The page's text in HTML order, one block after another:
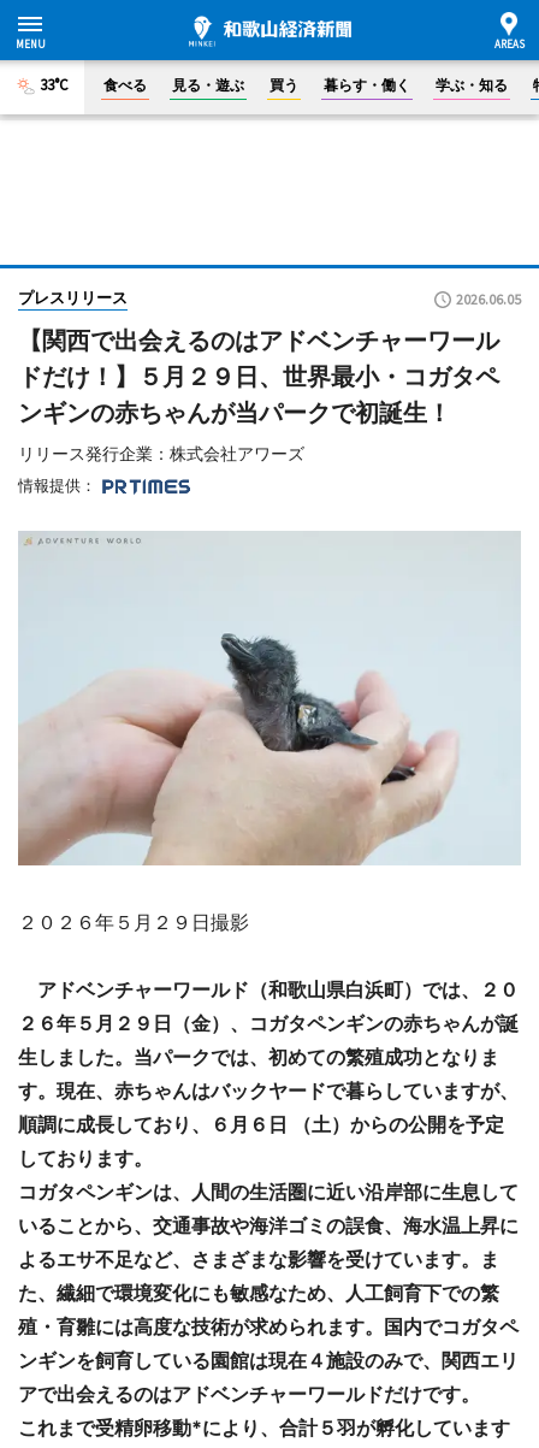
33°C 食べる 見る・遊ぶ 買う 暮らす・働く 学ぶ・知る
プレスリリース 2026.06.05
【関西で出会えるのはアドベンチャーワール
ドだけ！】５月２９日、世界最小・コガタペ
ンギンの赤ちゃんが当パークで初誕生！
リリース発行企業：株式会社アワーズ
情報提供：
２０２６年５月２９日撮影
アドベンチャーワールド（和歌山県白浜町）では、２０
２６年５月２９日（金）、コガタペンギンの赤ちゃんが誕
生しました。当パークでは、初めての繁殖成功となりま
す。現在、赤ちゃんはバックヤードで暮らしていますが、
順調に成長しており、６月６日 （土）からの公開を予定
しております。
コガタペンギンは、人間の生活圏に近い沿岸部に生息して
いることから、交通事故や海洋ゴミの誤食、海水温上昇に
よるエサ不足など、さまざまな影響を受けています。ま
た、繊細で環境変化にも敏感なため、人工飼育下での繁
殖・育雛には高度な技術が求められます。国内でコガタペ
ンギンを飼育している園館は現在４施設のみで、関西エリ
アで出会えるのはアドベンチャーワールドだけです。
これまで受精卵移動*により、合計５羽が孵化しています